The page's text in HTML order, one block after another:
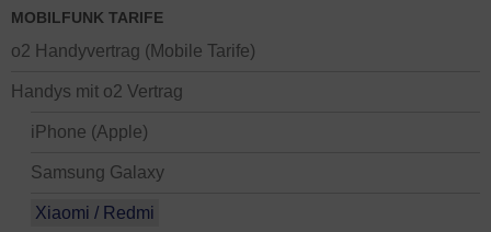
MOBILFUNK TARIFE
o2 Handyvertrag (Mobile Tarife)
Handys mit o2 Vertrag
iPhone (Apple)
Samsung Galaxy
Xiaomi / Redmi